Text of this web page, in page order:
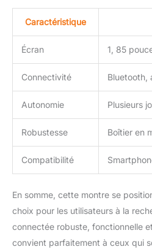
peut
et la
même
en
bain
Vous
porter
haut-
Caractéristique
Écran 1, 85
Connectivité Bluetooth,
Autonomie Plusieurs
Robustesse Boîtier en
Compatibilité
En somme, cette montre se
choix pour les utilisateurs à la
connectée robuste, fonctionnelle
convient parfaitement à ceux qui